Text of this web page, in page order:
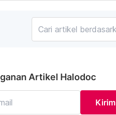
Artikel Halodoc
Kirim